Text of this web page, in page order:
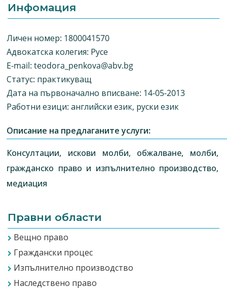
Инфомация
Личен номер: 1800041570
Адвокатска колегия: Русе
E-mail: teodora_penkova@abv.bg
Статус: практикуващ
Дата на първоначално вписване: 14-05-2013
Работни езици: английски език, руски език
Описание на предлаганите услуги:
Консултации, искови молби, обжалване, молби,
гражданско право и изпълнително производство,
медиация
Правни области
Вещно право
Граждански процес
Изпълнително производство
Наследствено право